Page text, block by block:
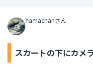
hamachanさん
スカートの下にカメ